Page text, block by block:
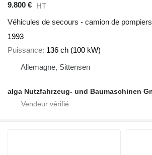
9.800 € HT
Véhicules de secours - camion de pompiers
1993
Puissance 136 ch (100 kW)
Allemagne, Sittensen